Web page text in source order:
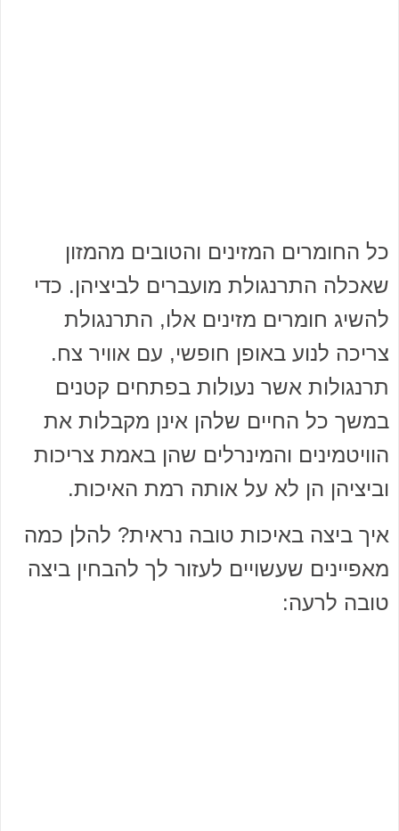
כל החומרים המזינים והטובים מהמזון
שאכלה התרנגולת מועברים לביציהן. כדי
להשיג חומרים מזינים אלו, התרנגולת
צריכה לנוע באופן חופשי, עם אוויר צח.
תרנגולות אשר נעולות בפתחים קטנים
במשך כל החיים שלהן אינן מקבלות את
הוויטמינים והמינרלים שהן באמת צריכות
וביציהן הן לא על אותה רמת האיכות.
איך ביצה באיכות טובה נראית? להלן כמה
מאפיינים שעשויים לעזור לך להבחין ביצה
טובה לרעה: